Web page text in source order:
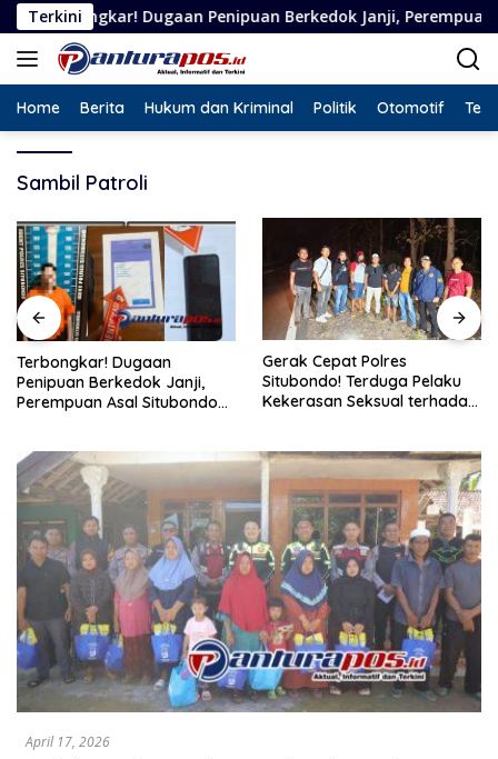
Langsung
ke
konten
Terkini
Dugaan Penipuan Berkedok Janji, Perempuan Asal
Home Berita Hukum dan Kriminal Politik Otomotif
Sambil Patroli
Terbongkar! Dugaan
Penipuan Berkedok Janji,
Perempuan Asal Situbondo
Gerak Cepat Polres
Situbondo! Terduga Pelaku
Kekerasan Seksual terhadap
April 17, 2026